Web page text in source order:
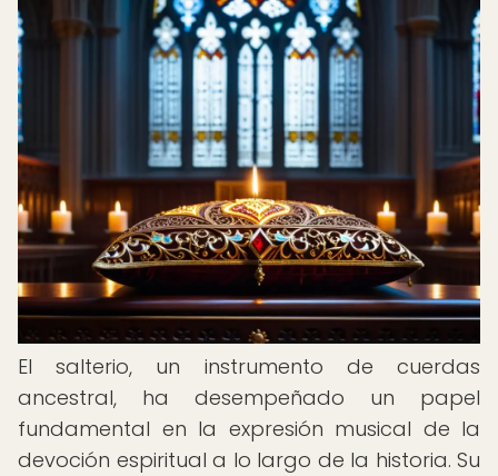
El salterio, un instrumento de cuerdas
ancestral, ha desempeñado un papel
fundamental en la expresión musical de la
devoción espiritual a lo largo de la historia. Su